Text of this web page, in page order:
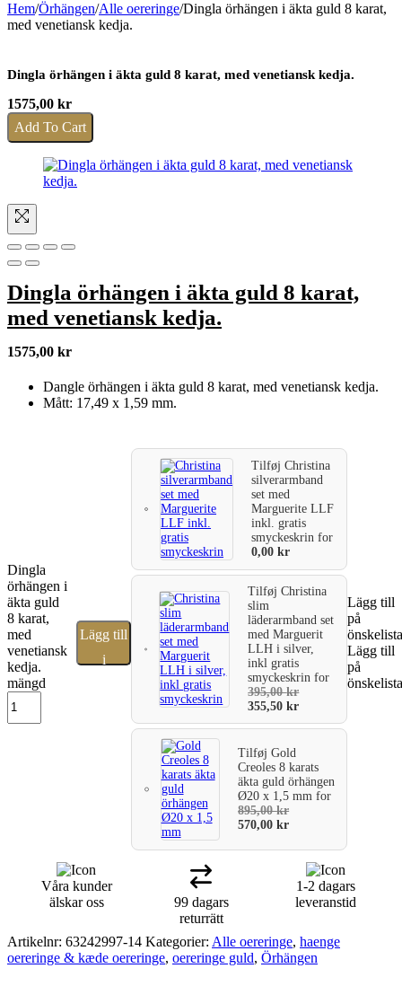
Hem/Örhängen/Alle oereringe/Dingla örhängen i äkta guld 8 karat,
med venetiansk kedja.
Dingla örhängen i äkta guld 8 karat, med venetiansk kedja.
1575,00 kr
Add To Cart
Dingla örhängen i äkta guld 8 karat,
med venetiansk kedja.
1575,00 kr
Dangle örhängen i äkta guld 8 karat, med venetiansk kedja.
Mått: 17,49 x 1,59 mm.
Dingla
örhängen i
äkta guld
8 karat,
med
venetiansk
kedja.
mängd
Lägg till
i
TilføjChristina
silverarmband
set med
Marguerite LLF
inkl. gratis
smyckeskrinfor
0,00kr
TilføjChristina
slim
läderarmband set
med Marguerit
LLH i silver,
inkl gratis
smyckeskrinfor
395,00kr
355,50kr
TilføjGold
Creoles 8 karats
äkta guld örhängen
Ø20 x 1,5 mmfor
895,00kr
570,00kr
Lägg till
på
Lägg till
på
Våra kunder
älskar oss
99 dagars
returrätt
1-2 dagars
leveranstid
Artikelnr: 63242997-14 Kategorier: Alle oereringe, haenge
oereringe & kæde oereringe, oereringe guld, Örhängen